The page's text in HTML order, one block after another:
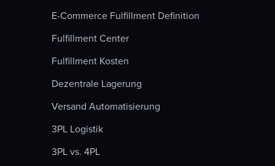
E-Commerce Fulfillment Definition
Fulfillment Center
Fulfillment Kosten
Dezentrale Lagerung
Versand Automatisierung
3PL Logistik
3PL vs. 4PL